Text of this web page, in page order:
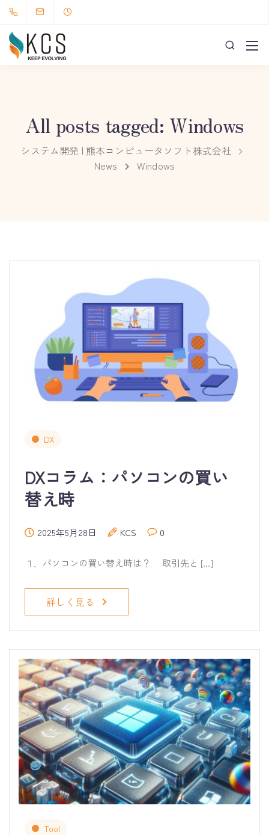
All posts tagged: Windows
システム開発 | 熊本コンピュータソフト株式会社
News
Windows
DX
DXコラム：パソコンの買い
替え時
2025年5月28日 KCS 0
１．パソコンの買い替え時は？ 取引先と […]
詳しく見る
Tool